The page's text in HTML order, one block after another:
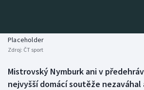
Biatlon
Boby a skeleton
Aplikace ČT sport
AZ kvíz
Placeholder
Zdroj: ČT sport
Mistrovský Nymburk ani v
nejvyšší domácí soutěže nezaváhal